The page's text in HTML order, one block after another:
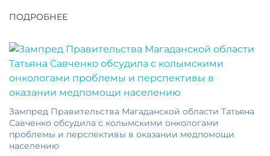
ПОДРОБНЕЕ
Зампред Правительства Магаданской области Татьяна
Савченко обсудила с колымскими онкологами
проблемы и перспективы в оказании медпомощи
населению